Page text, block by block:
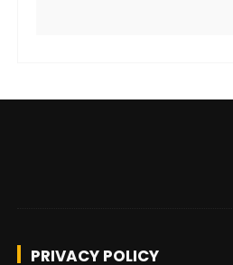
PRIVACY POLICY